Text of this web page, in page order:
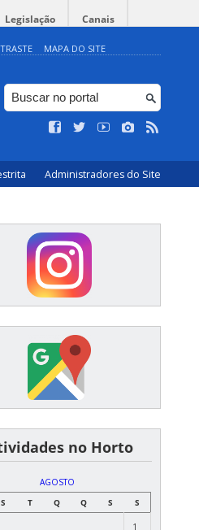
Legislação Canais
MAPA DO SITE
Administradores do Site
no Horto
AGOSTO
S T Q Q S S
1